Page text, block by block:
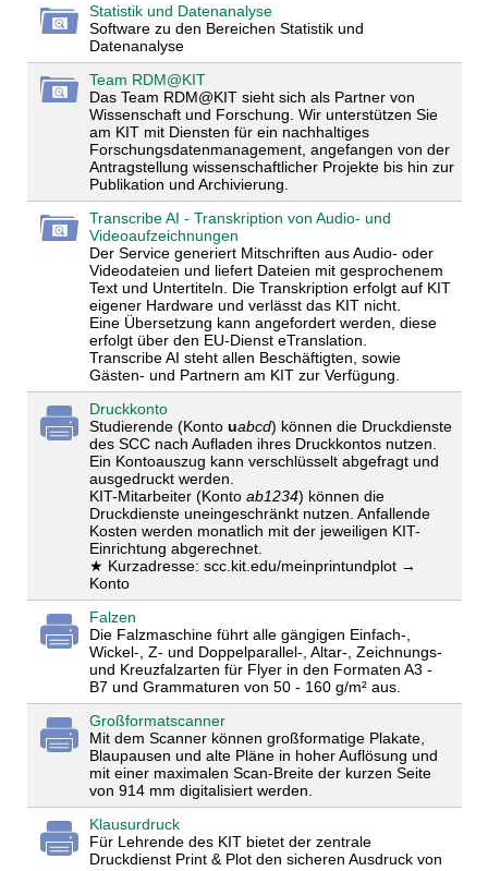
Statistik und Datenanalyse
Software zu den Bereichen Statistik und
Datenanalyse
Team RDM@KIT
Das Team RDM@KIT sieht sich als Partner von
Wissenschaft und Forschung. Wir unterstützen Sie
am KIT mit Diensten für ein nachhaltiges
Forschungsdatenmanagement, angefangen von der
Antragstellung wissenschaftlicher Projekte bis hin zur
Publikation und Archivierung.
Transcribe AI - Transkription von Audio- und
Videoaufzeichnungen
Der Service generiert Mitschriften aus Audio- oder
Videodateien und liefert Dateien mit gesprochenem
Text und Untertiteln. Die Transkription erfolgt auf KIT
eigener Hardware und verlässt das KIT nicht.
Eine Übersetzung kann angefordert werden, diese
erfolgt über den EU-Dienst eTranslation.
Transcribe AI steht allen Beschäftigten, sowie
Gästen- und Partnern am KIT zur Verfügung.
Druckkonto
Studierende (Konto uabcd) können die Druckdienste
des SCC nach Aufladen ihres Druckkontos nutzen.
Ein Kontoauszug kann verschlüsselt abgefragt und
ausgedruckt werden.
KIT-Mitarbeiter (Konto ab1234) können die
Druckdienste uneingeschränkt nutzen. Anfallende
Kosten werden monatlich mit der jeweiligen KIT-
Einrichtung abgerechnet.
★ Kurzadresse: scc.kit.edu/meinprintundplot →
Konto
Falzen
Die Falzmaschine führt alle gängigen Einfach-,
Wickel-, Z- und Doppelparallel-, Altar-, Zeichnungs-
und Kreuzfalzarten für Flyer in den Formaten A3 -
B7 und Grammaturen von 50 - 160 g/m² aus.
Großformatscanner
Mit dem Scanner können großformatige Plakate,
Blaupausen und alte Pläne in hoher Auflösung und
mit einer maximalen Scan-Breite der kurzen Seite
von 914 mm digitalisiert werden.
Klausurdruck
Für Lehrende des KIT bietet der zentrale
Druckdienst Print & Plot den sicheren Ausdruck von